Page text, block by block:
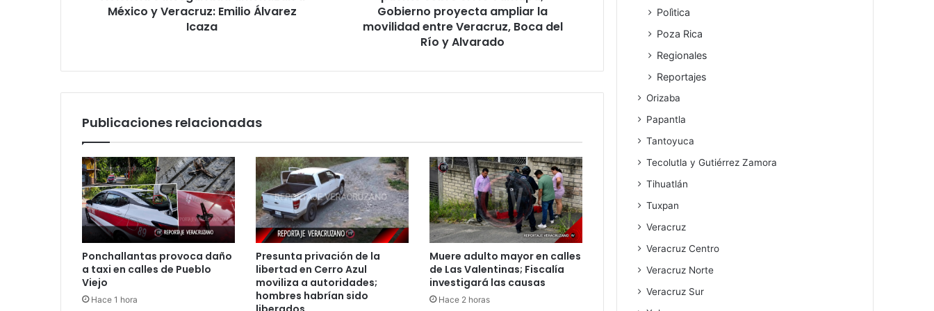
Veracruz:México y Veracruz: Emilio Álvarez
Icaza
Gobierno
proyecta
Veracruz,
Río
Alvarado
Gobierno proyecta ampliar la
movilidad entre Veracruz, Boca del
Río y Alvarado
Publicaciones relacionadas
Ponchallantas provoca daño
a taxi en calles de Pueblo
Viejo
Hace 1 hora
Presunta privación de la
libertad en Cerro Azul
moviliza a autoridades;
hombres habrían sido
Muere adulto mayor en calles
de Las Valentinas; Fiscalía
investigará las causas
Hace 2 horas
Polìtica
Poza Rica
Regionales
Reportajes
Orizaba
Papantla
Tantoyuca
Tecolutla y Gutiérrez Zamora
Tihuatlán
Tuxpan
Veracruz
Veracruz Centro
Veracruz Norte
Veracruz Sur